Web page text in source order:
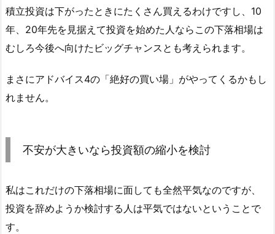
積立投資は下がったときにたくさん買えるわけですし、10
年、20年先を見据えて投資を始めた人ならこの下落相場は
むしろ今後へ向けたビッグチャンスとも考えられます。
まさにアドバイス4の「絶好の買い場」がやってくるかもし
れません。
不安が大きいなら投資額の縮小を検討
私はこれだけの下落相場に面しても全然平気なのですが、
投資を辞めようか検討する人は平気ではないということで
す。